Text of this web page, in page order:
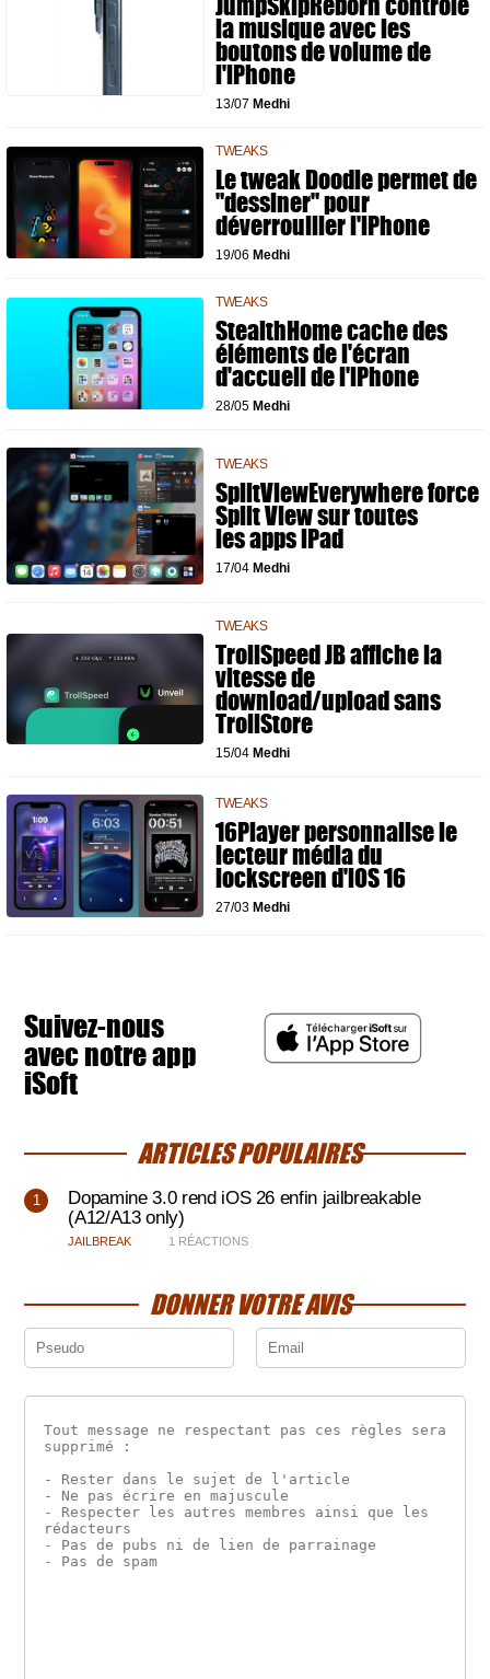
la musique avec les
boutons de volume de
l'iPhone
13/07 Medhi
TWEAKS
Le tweak Doodle permet de
"dessiner" pour
déverrouiller l'iPhone
19/06 Medhi
TWEAKS
StealthHome cache des
éléments de l'écran
d'accueil de l'iPhone
28/05 Medhi
TWEAKS
SplitViewEverywhere force
Split View sur toutes
les apps iPad
17/04 Medhi
TWEAKS
TrollSpeed JB affiche la
vitesse de
download/upload sans
TrollStore
15/04 Medhi
TWEAKS
16Player personnalise le
lecteur média du
lockscreen d'iOS 16
27/03 Medhi
Suivez-nous
avec notre app
iSoft
ARTICLES POPULAIRES
Dopamine 3.0 rend iOS 26 enfin jailbreakable
(A12/A13 only)
JAILBREAK 1 RÉACTIONS
DONNER VOTRE AVIS